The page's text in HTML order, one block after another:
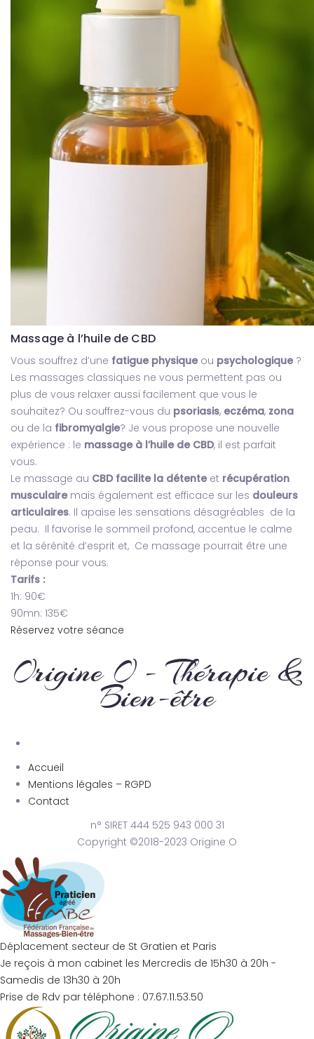
Massage à l’huile de CBD
Vous souffrez d’une fatigue physique ou psychologique ?
Les massages classiques ne vous permettent pas ou
plus de vous relaxer aussi facilement que vous le
souhaitez? Ou souffrez-vous du psoriasis, eczéma, zona
ou de la fibromyalgie? Je vous propose une nouvelle
expérience : le massage à l’huile de CBD, il est parfait
vous.
Le massage au CBD facilite la détente et récupération
musculaire mais également est efficace sur les douleurs
articulaires. Il apaise les sensations désagréables de la
peau. Il favorise le sommeil profond, accentue le calme
et la sérénité d’esprit et, Ce massage pourrait être une
réponse pour vous.
Tarifs :
1h: 90€
90mn: 135€
Réservez votre séance
Origine O - Thérapie &
Bien-être
Accueil
Mentions légales – RGPD
Contact
n° SIRET 444 525 943 000 31
Copyright ©2018-2023 Origine O
Déplacement secteur de St Gratien et Paris
Je reçois à mon cabinet les Mercredis de 15h30 à 20h -
Samedis de 13h30 à 20h
Prise de Rdv par téléphone : 07.67.11.53.50